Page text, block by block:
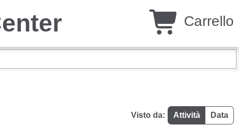
Carrello
Visto da: Attività Data